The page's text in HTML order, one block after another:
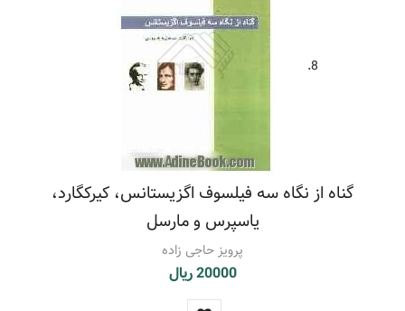
8.
گناه از نگاه سه فیلسوف اگزیستانس، کیرکگارد،
یاسپرس و مارسل
پرویز حاجی زاده
20000 ریال